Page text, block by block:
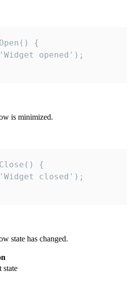
{
opened');
is minimized.
{
closed');
state has changed.
state